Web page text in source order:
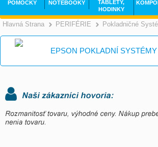
Hlavná Strana >
PERIFÉRIE >
Pokladničné
EPSON POKLADNÍ SYSTÉMY
POMÔCKY
NOTEBOOKY
TABLETY,
HODINKY